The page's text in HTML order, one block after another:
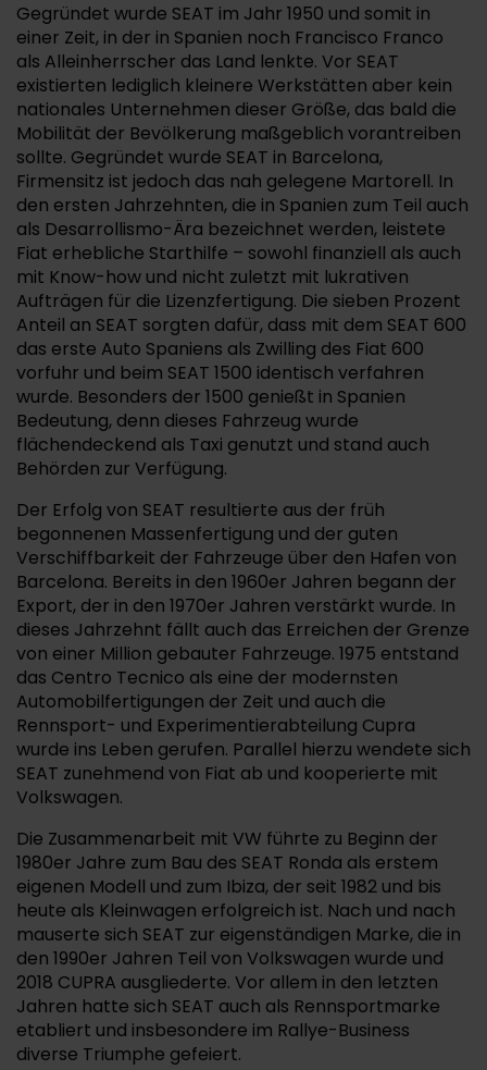
Gegründet wurde SEAT im Jahr 1950 und somit in
einer Zeit, in der in Spanien noch Francisco Franco
als Alleinherrscher das Land lenkte. Vor SEAT
existierten lediglich kleinere Werkstätten aber kein
nationales Unternehmen dieser Größe, das bald die
Mobilität der Bevölkerung maßgeblich vorantreiben
sollte. Gegründet wurde SEAT in Barcelona,
Firmensitz ist jedoch das nah gelegene Martorell. In
den ersten Jahrzehnten, die in Spanien zum Teil auch
als Desarrollismo-Ära bezeichnet werden, leistete
Fiat erhebliche Starthilfe – sowohl finanziell als auch
mit Know-how und nicht zuletzt mit lukrativen
Aufträgen für die Lizenzfertigung. Die sieben Prozent
Anteil an SEAT sorgten dafür, dass mit dem SEAT 600
das erste Auto Spaniens als Zwilling des Fiat 600
vorfuhr und beim SEAT 1500 identisch verfahren
wurde. Besonders der 1500 genießt in Spanien
Bedeutung, denn dieses Fahrzeug wurde
flächendeckend als Taxi genutzt und stand auch
Behörden zur Verfügung.
Der Erfolg von SEAT resultierte aus der früh
begonnenen Massenfertigung und der guten
Verschiffbarkeit der Fahrzeuge über den Hafen von
Barcelona. Bereits in den 1960er Jahren begann der
Export, der in den 1970er Jahren verstärkt wurde. In
dieses Jahrzehnt fällt auch das Erreichen der Grenze
von einer Million gebauter Fahrzeuge. 1975 entstand
das Centro Tecnico als eine der modernsten
Automobilfertigungen der Zeit und auch die
Rennsport- und Experimentierabteilung Cupra
wurde ins Leben gerufen. Parallel hierzu wendete sich
SEAT zunehmend von Fiat ab und kooperierte mit
Volkswagen.
Die Zusammenarbeit mit VW führte zu Beginn der
1980er Jahre zum Bau des SEAT Ronda als erstem
eigenen Modell und zum Ibiza, der seit 1982 und bis
heute als Kleinwagen erfolgreich ist. Nach und nach
mauserte sich SEAT zur eigenständigen Marke, die in
den 1990er Jahren Teil von Volkswagen wurde und
2018 CUPRA ausgliederte. Vor allem in den letzten
Jahren hatte sich SEAT auch als Rennsportmarke
etabliert und insbesondere im Rallye-Business
diverse Triumphe gefeiert.